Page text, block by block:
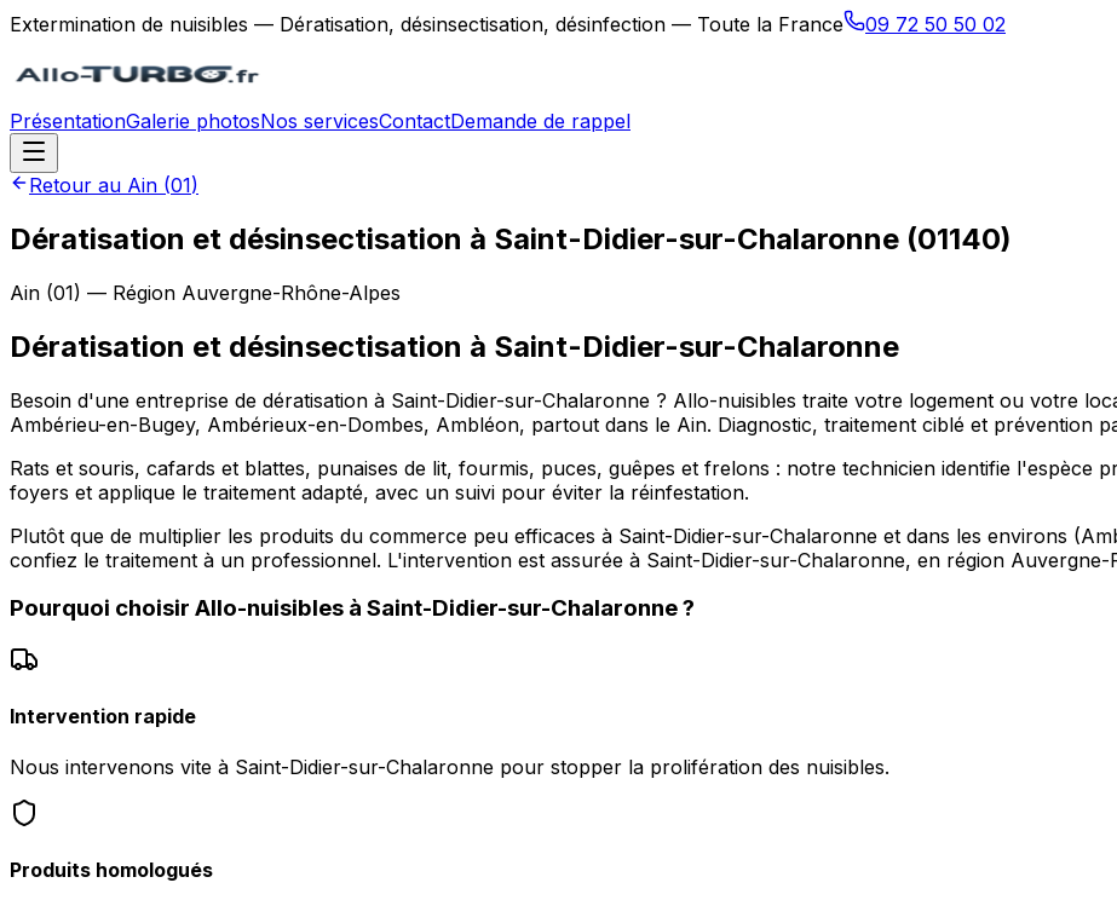
Extermination de nuisibles — Dératisation, désinsectisation, désinfection — Toute la France 09 72 50 50 02
PrésentationGalerie photosNos servicesContactDemande de rappel
Retour au Ain (01)
Dératisation et désinsectisation à Saint-Didier-sur-Chalaronne (01140)
Ain (01) — Région Auvergne-Rhône-Alpes
Dératisation et désinsectisation à Saint-Didier-sur-Chalaronne
Besoin d'une entreprise de dératisation à Saint-Didier-sur-Chalaronne ? Allo-nuisibles traite votre logement ou votre
Ambérieu-en-Bugey, Ambérieux-en-Dombes, Ambléon, partout dans le Ain. Diagnostic, traitement ciblé et prévention
Rats et souris, cafards et blattes, punaises de lit, fourmis, puces, guêpes et frelons : notre technicien identifie l'espèce
foyers et applique le traitement adapté, avec un suivi pour éviter la réinfestation.
Plutôt que de multiplier les produits du commerce peu efficaces à Saint-Didier-sur-Chalaronne et dans les environs
confiez le traitement à un professionnel. L'intervention est assurée à Saint-Didier-sur-Chalaronne, en région
Pourquoi choisir Allo-nuisibles à Saint-Didier-sur-Chalaronne?
Intervention rapide
Nous intervenons vite à Saint-Didier-sur-Chalaronne pour stopper la prolifération des nuisibles.
Produits homologués